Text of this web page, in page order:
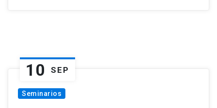
10 SEP
Seminarios